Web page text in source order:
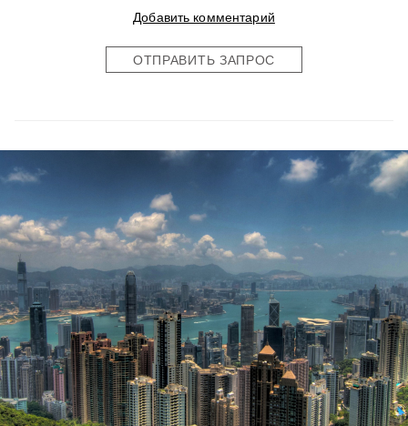
Добавить комментарий
ОТПРАВИТЬ ЗАПРОС